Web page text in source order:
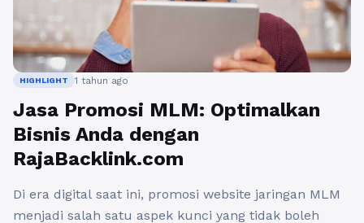
HIGHLIGHT 1 tahun ago
Jasa Promosi MLM: Optimalkan
Bisnis Anda dengan
RajaBacklink.com
Di era digital saat ini, promosi website jaringan MLM
menjadi salah satu aspek kunci yang tidak boleh